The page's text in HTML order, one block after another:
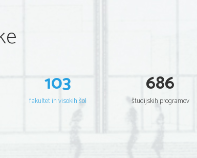
103
fakultet in visokih šol
686
študijskih programov